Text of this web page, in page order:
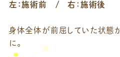
左：施術前 / 右：施術後
身体全体が前屈していた状態
に。